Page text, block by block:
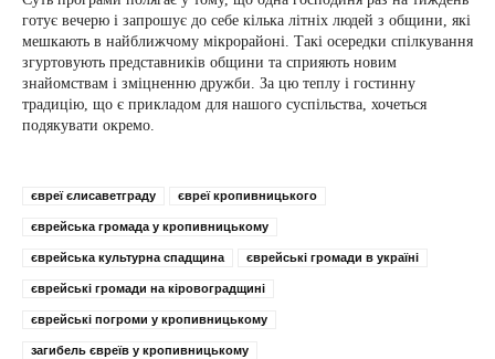
готує вечерю і запрошує до себе кілька літніх людей з общини, які
мешкають в найближчому мікрорайоні. Такі осередки спілкування
згуртовують представників общини та сприяють новим
знайомствам і зміцненню дружби. За цю теплу і гостинну
традицію, що є прикладом для нашого суспільства, хочеться
подякувати окремо.
євреї єлисаветграду євреї кропивницького
єврейська громада у кропивницькому
єврейська культурна спадщина єврейські громади в україні
єврейські громади на кіровоградщині
єврейські погроми у кропивницькому
загибель євреїв у кропивницькому